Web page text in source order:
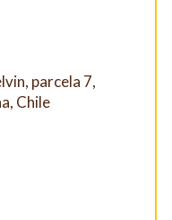
parcela 7,
Chile